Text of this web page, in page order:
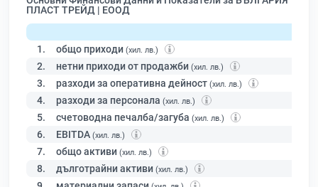
ПЛАСТ ТРЕЙД | ЕООД
1. общо приходи (хил. лв.)
2. нетни приходи от продажби (хил. лв.)
3. разходи за оперативна дейност (хил. лв.)
4. разходи за персонала (хил. лв.)
5. счетоводна печалба/загуба (хил. лв.)
6. EBITDA (хил. лв.)
7. общо активи (хил. лв.)
8. дълготрайни активи (хил. лв.)